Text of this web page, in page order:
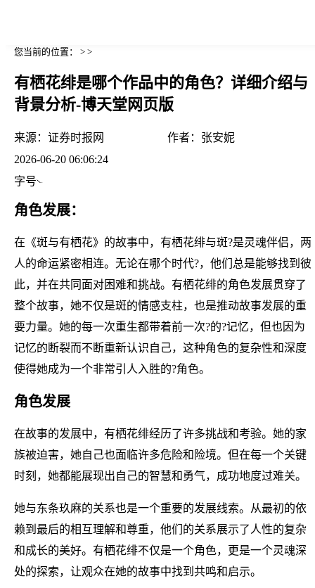
您当前的位置： > >
有栖花绯是哪个作品中的角色？详细介绍与
背景分析-博天堂网页版
来源： 证券时报网 作者： 张安妮
2026-06-20 06:06:24
字号
角色发展：
在《斑与有栖花》的故事中，有栖花绯与斑?是灵魂伴侣，两
人的命运紧密相连。无论在哪个时代?，他们总是能够找到彼
此，并在共同面对困难和挑战。有栖花绯的角色发展贯穿了
整个故事，她不仅是斑的情感支柱，也是推动故事发展的重
要力量。她的每一次重生都带着前一次?的?记忆，但也因为
记忆的断裂而不断重新认识自己，这种角色的复杂性和深度
使得她成为一个非常引人入胜的?角色。
角色发展
在故事的发展中，有栖花绯经历了许多挑战和考验。她的家
族被迫害，她自己也面临许多危险和险境。但在每一个关键
时刻，她都能展现出自己的智慧和勇气，成功地度过难关。
她与东条玖麻的关系也是一个重要的发展线索。从最初的依
赖到最后的相互理解和尊重，他们的关系展示了人性的复杂
和成长的美好。有栖花绯不仅是一个角色，更是一个灵魂深
处的探索，让观众在她的故事中找到共鸣和启示。